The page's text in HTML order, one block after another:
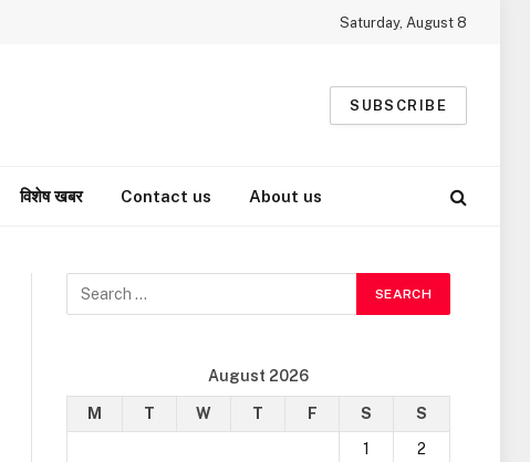
Saturday, August 8
SUBSCRIBE
विशेष खबर Contact us About us
August 2026
M T W T F S
S
1
2